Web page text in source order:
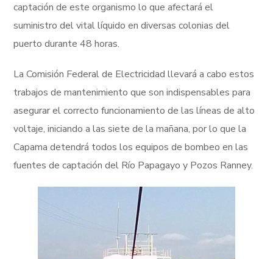
captación de este organismo lo que afectará el
suministro del vital líquido en diversas colonias del
puerto durante 48 horas.
La Comisión Federal de Electricidad llevará a cabo estos
trabajos de mantenimiento que son indispensables para
asegurar el correcto funcionamiento de las líneas de alto
voltaje, iniciando a las siete de la mañana, por lo que la
Capama detendrá todos los equipos de bombeo en las
fuentes de captación del Río Papagayo y Pozos Ranney.